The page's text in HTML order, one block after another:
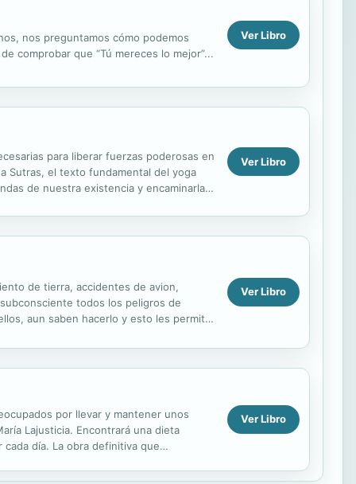
nos preguntamos cómo podemos
comprobar que “Tú mereces lo mejor”...
Ver Libro
para liberar fuerzas poderosas en
Sutras, el texto fundamental del yoga
de nuestra existencia y encaminarla
Ver Libro
de tierra, accidentes de avion,
todos los peligros de
aun saben hacerlo y esto les permite
Ver Libro
por llevar y mantener unos
Lajusticia. Encontrará una dieta
día. La obra definitiva que
Ver Libro